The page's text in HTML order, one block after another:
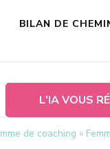
BILAN DE
L'IA VOUS
de coaching «